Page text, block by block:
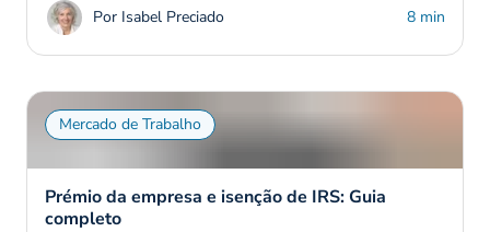
Por Isabel Preciado 8 min
Mercado de Trabalho
Prémio da empresa e isenção de IRS: Guia
completo